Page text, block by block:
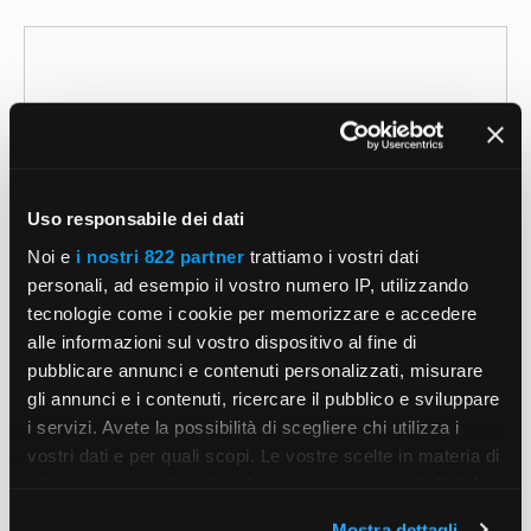
Uso responsabile dei dati
Noi e i nostri 822 partner trattiamo i vostri dati
personali, ad esempio il vostro numero IP, utilizzando
tecnologie come i cookie per memorizzare e accedere
alle informazioni sul vostro dispositivo al fine di
pubblicare annunci e contenuti personalizzati, misurare
gli annunci e i contenuti, ricercare il pubblico e sviluppare
i servizi. Avete la possibilità di scegliere chi utilizza i
vostri dati e per quali scopi. Le vostre scelte in materia di
Nome
Email
Sito